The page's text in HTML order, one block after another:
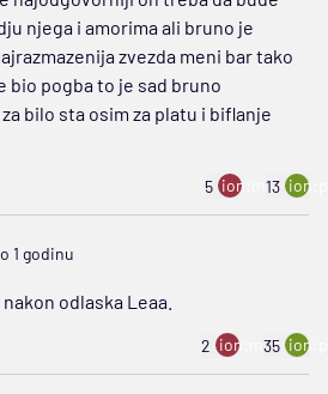
njega i amorima ali bruno je
zvezda meni bar tako
bio pogba to je sad bruno
bilo sta osim za platu i biflanje
5 ion:minus
13
1 godinu
odlaska Leaa.
2 ion:minus
35